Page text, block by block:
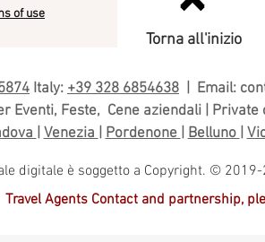
of use
Torna all'inizio
Italy: +39 328 6854638 | Email:
Eventi, Feste, Cene aziendali | Private
|Venezia|Pordenone|Belluno|
digitale è soggetto a Copyright. ©
Travel Agents Contact and partnership,